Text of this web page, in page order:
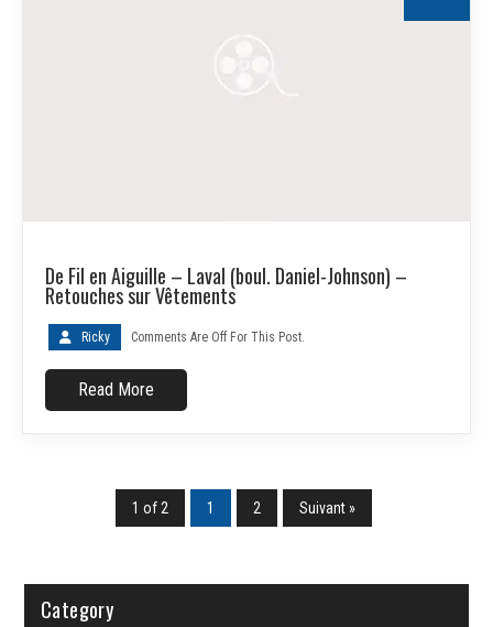
De Fil en Aiguille – Laval (boul. Daniel-Johnson) –
Retouches sur Vêtements
Ricky Comments Are Off For This Post.
Read More
1 of 2 1 2 Suivant »
Category